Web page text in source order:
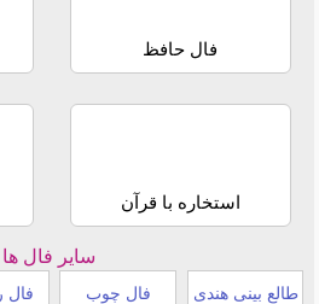
فال حافظ
استخاره با قرآن
سایر فال ها
طالع بینی هندی فال چوب فال